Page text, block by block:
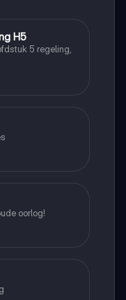
H5
5 regeling,
oorlog!